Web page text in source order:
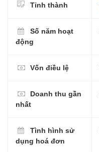
Tỉnh thành
Số năm hoạt
động
Vốn điều lệ
Doanh thu gần
nhất
Tình hình sử
dụng hoá đơn